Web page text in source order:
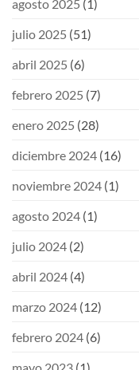
agosto 2025 (1)
julio 2025 (51)
abril 2025 (6)
febrero 2025 (7)
enero 2025 (28)
diciembre 2024 (16)
noviembre 2024 (1)
agosto 2024 (1)
julio 2024 (2)
abril 2024 (4)
marzo 2024 (12)
febrero 2024 (6)